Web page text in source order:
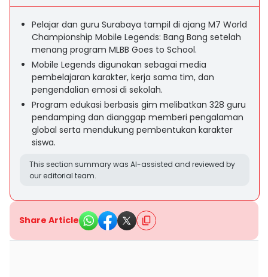
Pelajar dan guru Surabaya tampil di ajang M7 World
Championship Mobile Legends: Bang Bang setelah
menang program MLBB Goes to School.
Mobile Legends digunakan sebagai media
pembelajaran karakter, kerja sama tim, dan
pengendalian emosi di sekolah.
Program edukasi berbasis gim melibatkan 328 guru
pendamping dan dianggap memberi pengalaman
global serta mendukung pembentukan karakter
siswa.
This section summary was AI-assisted and reviewed by
our editorial team.
Share Article